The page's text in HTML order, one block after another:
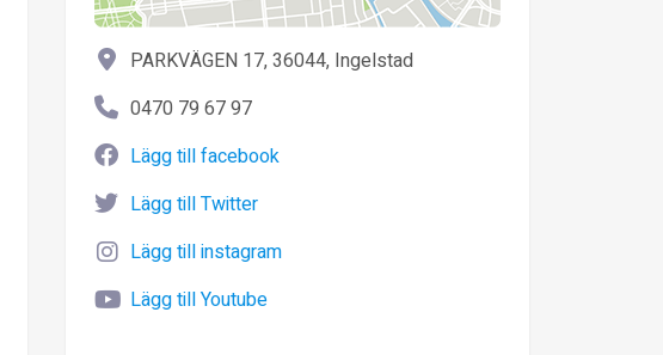
PARKVÄGEN 17, 36044, Ingelstad
0470 79 67 97
Lägg till facebook
Lägg till Twitter
Lägg till instagram
Lägg till Youtube